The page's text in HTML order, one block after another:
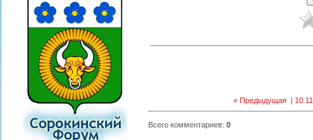
« Предыдущая| 10 11
Всего комментариев: 0